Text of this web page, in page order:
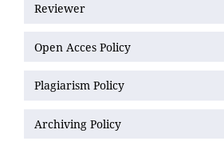
Reviewer
Open Acces Policy
Plagiarism Policy
Archiving Policy